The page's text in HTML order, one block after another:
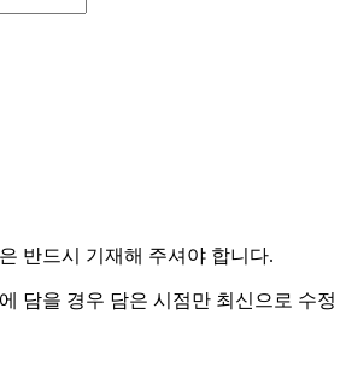
반드시 기재해 주셔야 합니다.
담을 경우 담은 시점만 최신으로 수정